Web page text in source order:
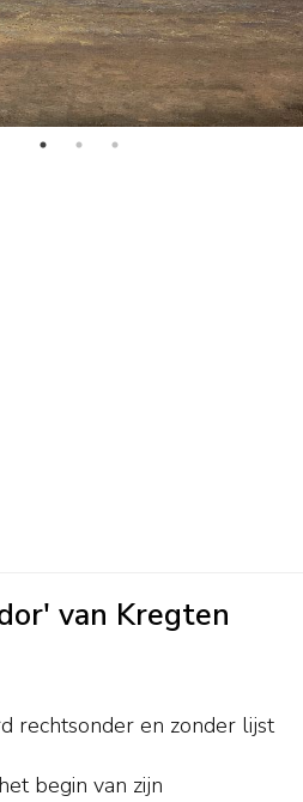
van Kregten
rechtsonder en zonder lijst
begin van zijn
airschilder. De